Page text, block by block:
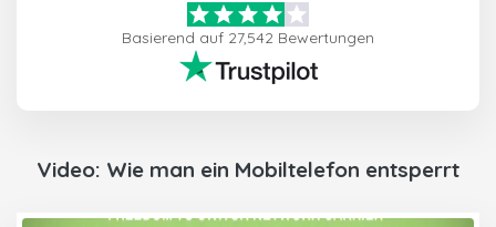
Basierend auf 27,542 Bewertungen
Video: Wie man ein Mobiltelefon entsperrt